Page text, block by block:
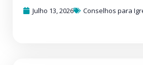
Julho 13, 2026
Conselhos para